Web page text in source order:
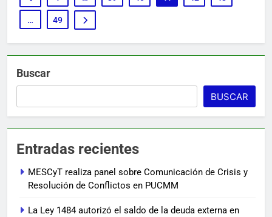
… 49
Buscar
BUSCAR
Entradas recientes
MESCyT realiza panel sobre Comunicación de Crisis y
Resolución de Conflictos en PUCMM
La Ley 1484 autorizó el saldo de la deuda externa en